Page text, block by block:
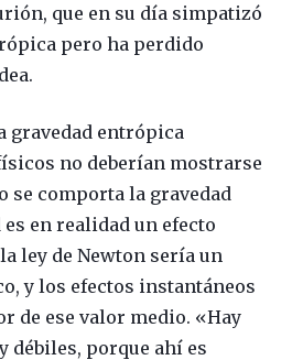
que en su día simpatizó
pero ha perdido
gravedad entrópica
no deberían mostrarse
se comporta la gravedad
en realidad un efecto
ley de Newton sería un
y los efectos instantáneos
de ese valor medio. «Hay
débiles, porque ahí es